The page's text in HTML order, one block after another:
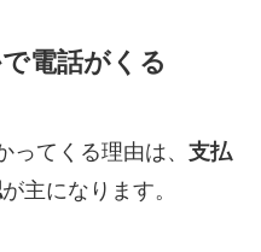
電話がくる
ってくる理由は、 支払
が主になります。